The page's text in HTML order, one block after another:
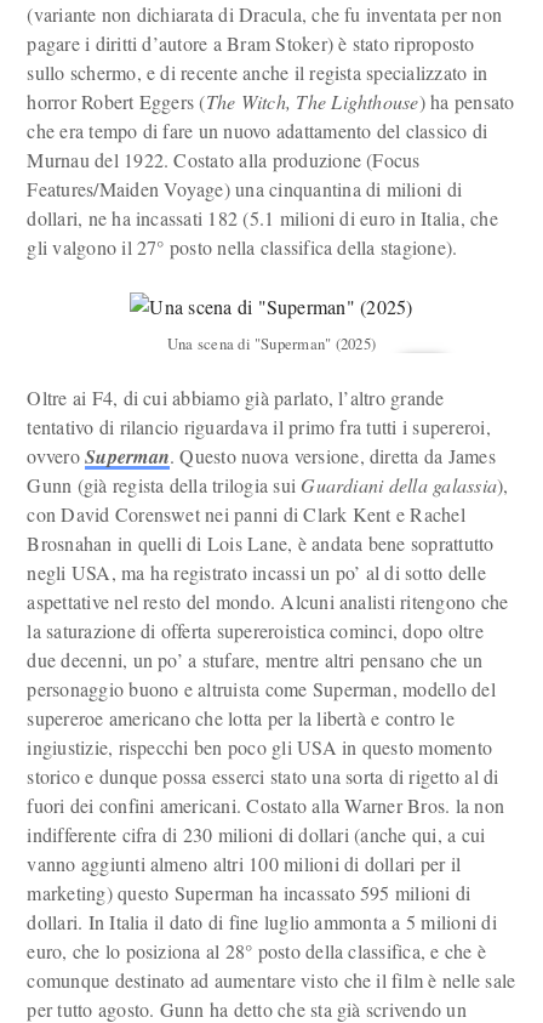
(variante non dichiarata di Dracula, che fu inventata per non
pagare i diritti d’autore a Bram Stoker) è stato riproposto
sullo schermo, e di recente anche il regista specializzato in
horror Robert Eggers (The Witch, The Lighthouse) ha pensato
che era tempo di fare un nuovo adattamento del classico di
Murnau del 1922. Costato alla produzione (Focus
Features/Maiden Voyage) una cinquantina di milioni di
dollari, ne ha incassati 182 (5.1 milioni di euro in Italia, che
gli valgono il 27° posto nella classifica della stagione).
Una scena di "Superman" (2025)
Oltre ai F4, di cui abbiamo già parlato, l’altro grande
tentativo di rilancio riguardava il primo fra tutti i supereroi,
ovveroSuperman. Questo nuova versione, diretta da James
Gunn (già regista della trilogia sui Guardiani della galassia),
con David Corenswet nei panni di Clark Kent e Rachel
Brosnahan in quelli di Lois Lane, è andata bene soprattutto
negli USA, ma ha registrato incassi un po’ al di sotto delle
aspettative nel resto del mondo. Alcuni analisti ritengono che
la saturazione di offerta supereroistica cominci, dopo oltre
due decenni, un po’ a stufare, mentre altri pensano che un
personaggio buono e altruista come Superman, modello del
supereroe americano che lotta per la libertà e contro le
ingiustizie, rispecchi ben poco gli USA in questo momento
storico e dunque possa esserci stato una sorta di rigetto al di
fuori dei confini americani. Costato alla Warner Bros. la non
indifferente cifra di 230 milioni di dollari (anche qui, a cui
vanno aggiunti almeno altri 100 milioni di dollari per il
marketing) questo Superman ha incassato 595 milioni di
dollari. In Italia il dato di fine luglio ammonta a 5 milioni di
euro, che lo posiziona al 28° posto della classifica, e che è
comunque destinato ad aumentare visto che il film è nelle sale
per tutto agosto. Gunn ha detto che sta già scrivendo un